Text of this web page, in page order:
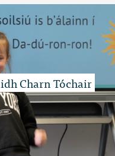
Charn Tóchair